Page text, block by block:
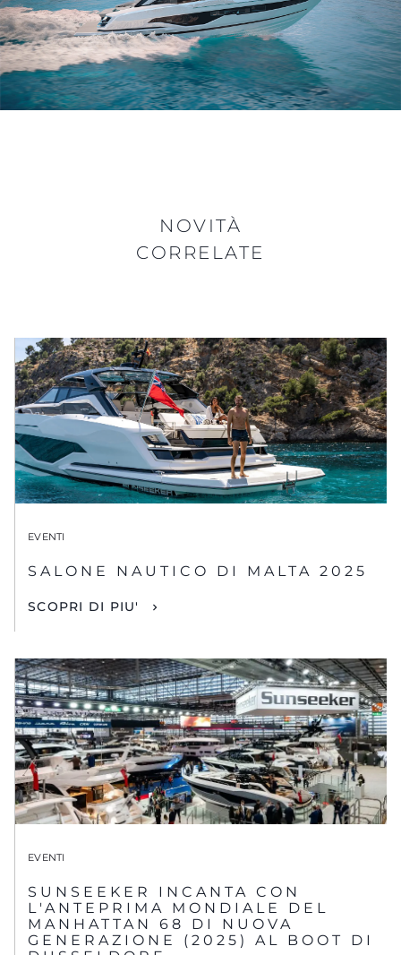
NOVITÀ
CORRELATE
EVENTI
SALONE NAUTICO DI MALTA 2025
SCOPRI DI PIU'
EVENTI
SUNSEEKER INCANTA CON
L'ANTEPRIMA MONDIALE DEL
MANHATTAN 68 DI NUOVA
GENERAZIONE (2025) AL BOOT DI